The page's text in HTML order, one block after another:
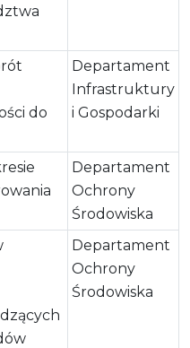
do
Departament
Infrastruktury
i Gospodarki
Departament
Ochrony
Środowiska
Departament
Ochrony
Środowiska